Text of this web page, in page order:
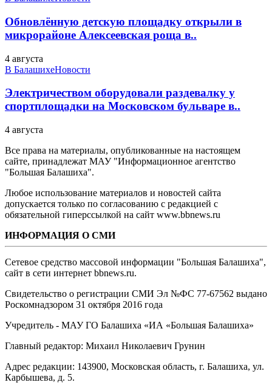
Обновлённую детскую площадку открыли в
микрорайоне Алексеевская роща в..
4 августа
В БалашихеНовости
Электричеством оборудовали раздевалку у
спортплощадки на Московском бульваре в..
4 августа
Все права на материалы, опубликованные на настоящем
сайте, принадлежат МАУ "Информационное агентство
"Большая Балашиха".
Любое использование материалов и новостей сайта
допускается только по согласованию с редакцией с
обязательной гиперссылкой на сайт www.bbnews.ru
ИНФОРМАЦИЯ О СМИ
Сетевое средство массовой информации "Большая Балашиха",
сайт в сети интернет bbnews.ru.
Свидетельство о регистрации СМИ Эл №ФС ‎77-67562 выдано
Роскомнадзором 31 октября 2016 года
Учредитель - МАУ ГО Балашиха «ИА «Большая Балашиха»
Главный редактор: Михаил Николаевич Грунин
Адрес редакции: 143900, Московская область, г. Балашиха, ул.
Карбышева, д. 5.